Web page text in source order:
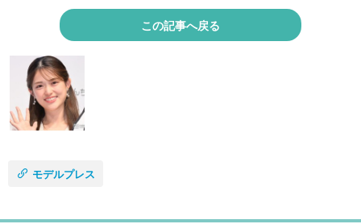
この記事へ戻る
モデルプレス